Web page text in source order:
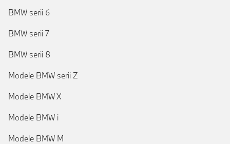
BMW serii 6
BMW serii 7
BMW serii 8
Modele BMW serii Z
Modele BMW X
Modele BMW i
Modele BMW M